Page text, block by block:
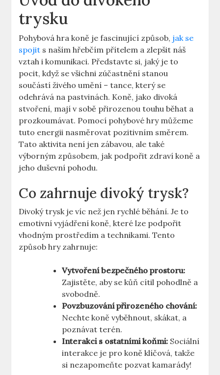
trysku
Pohybová hra koně je fascinující způsob, jak se
spojit s naším hřebčím přítelem a zlepšit náš
vztah i komunikaci. Představte si, jaký je to
pocit, když se všichni zúčastnění stanou
součástí živého umění – tance, který se
odehrává na pastvinách. Koně, jako divoká
stvoření, mají v sobě přirozenou touhu běhat a
prozkoumávat. Pomocí pohybové hry můžeme
tuto energii nasměrovat pozitivním směrem.
Tato aktivita není jen zábavou, ale také
výborným způsobem, jak podpořit zdraví koně a
jeho duševní pohodu.
Co zahrnuje divoký trysk?
Divoký trysk je víc než jen rychlé běhání. Je to
emotivní vyjádření koně, které lze podpořit
vhodným prostředím a technikami. Tento
způsob hry zahrnuje:
Vytvoření bezpečného prostoru:
Zajistěte, aby se kůň cítil pohodlně a
svobodně.
Povzbuzování přirozeného chování:
Nechte koně vyběhnout, skákat, a
poznávat terén.
Interakci s ostatními koňmi: Sociální
interakce je pro koně klíčová, takže
si nezapomeňte pozvat kamarády!